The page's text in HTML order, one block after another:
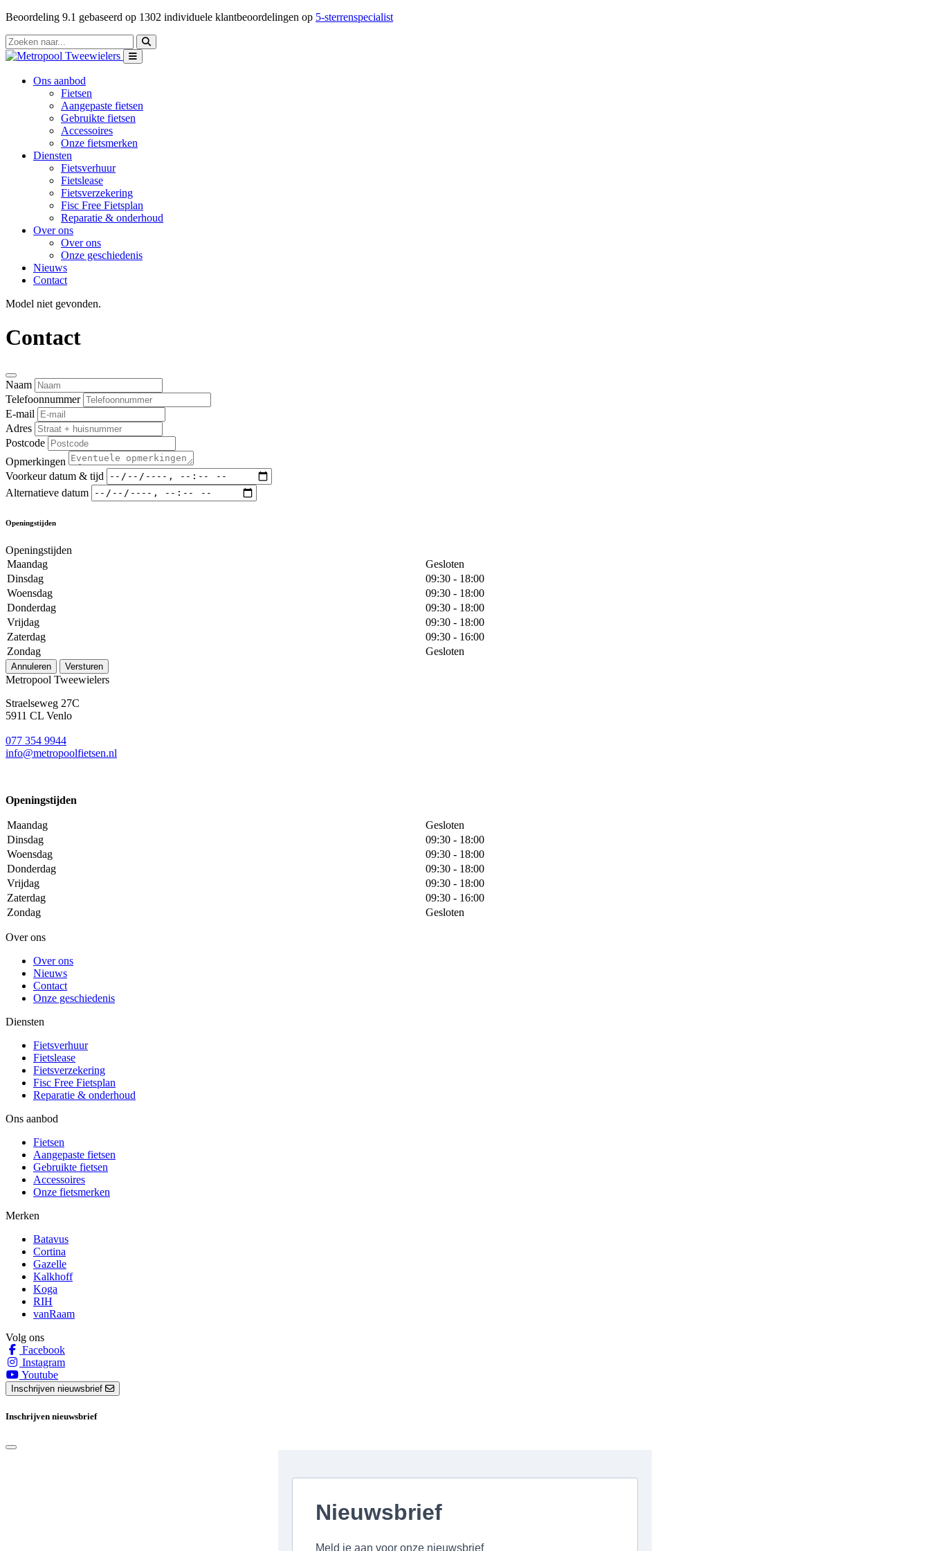
Beoordeling 9.1 gebaseerd op 1302 individuele klantbeoordelingen op 5-sterrenspecialist
Ons aanbod
Fietsen
Aangepaste fietsen
Gebruikte fietsen
Accessoires
Onze fietsmerken
Diensten
Fietsverhuur
Fietslease
Fietsverzekering
Fisc Free Fietsplan
Reparatie & onderhoud
Over ons
Over ons
Onze geschiedenis
Nieuws
Contact
Model niet gevonden.
Contact
Naam
Telefoonnummer
E-mail
Adres
Postcode
Opmerkingen
Voorkeur datum & tijd
Alternatieve datum
Openingstijden
Openingstijden
Maandag
Gesloten
Dinsdag
09:30 - 18:00
Woensdag
09:30 - 18:00
Donderdag
09:30 - 18:00
Vrijdag
09:30 - 18:00
Zaterdag
09:30 - 16:00
Zondag
Gesloten
Annuleren Versturen
Metropool Tweewielers
Straelseweg 27C
5911 CL Venlo
077 354 9944
info@metropoolfietsen.nl
Openingstijden
Maandag
Gesloten
Dinsdag
09:30 - 18:00
Woensdag
09:30 - 18:00
Donderdag
09:30 - 18:00
Vrijdag
09:30 - 18:00
Zaterdag
09:30 - 16:00
Zondag
Gesloten
Over ons
Over ons
Nieuws
Contact
Onze geschiedenis
Diensten
Fietsverhuur
Fietslease
Fietsverzekering
Fisc Free Fietsplan
Reparatie & onderhoud
Ons aanbod
Fietsen
Aangepaste fietsen
Gebruikte fietsen
Accessoires
Onze fietsmerken
Merken
Batavus
Cortina
Gazelle
Kalkhoff
Koga
RIH
vanRaam
Volg ons
Facebook
Instagram
Youtube
Inschrijven nieuwsbrief
Inschrijven nieuwsbrief